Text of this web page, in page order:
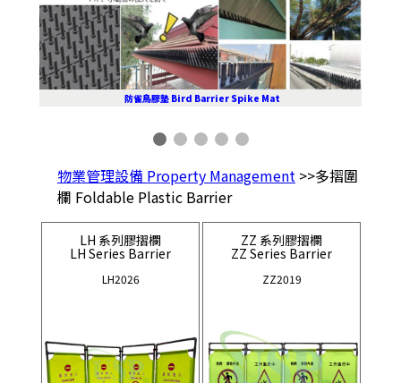
防雀鳥膠墊 Bird Barrier Spike Mat
物業管理設備 Property Management >>多摺圍
欄 Foldable Plastic Barrier
LH 系列膠摺欄
LH Series Barrier
LH2026
ZZ 系列膠摺欄
ZZ Series Barrier
ZZ2019